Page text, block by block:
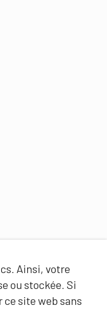
Ainsi, votre
ou stockée. Si
ce site web sans